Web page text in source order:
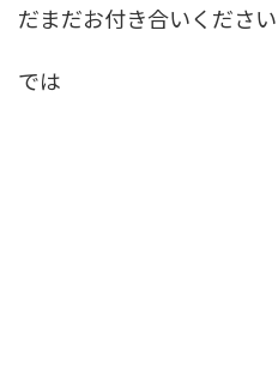
だまだお付き合いください
では